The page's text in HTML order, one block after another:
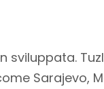
Sarajevo,